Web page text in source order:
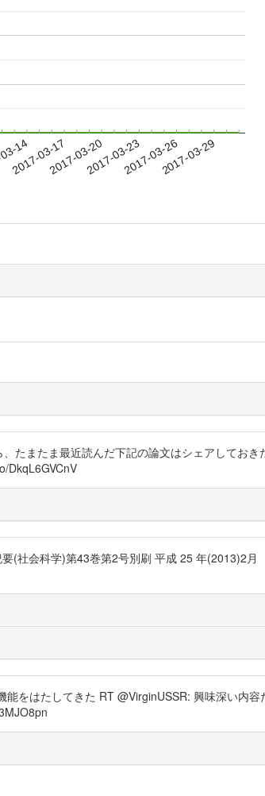
14
2017-03-172017-03-202017-03-232017-03-262017-03-29
たまたま最近読んだ下記の論文はシェアしておき
DkqL6GVCnV
(社会科学)第43巻第2号別刷 平成 25 年(2013)2月
をはたしてきた RT @VirginUSSR: 興味深い内容